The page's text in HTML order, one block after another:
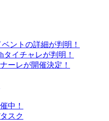
ントの詳細が判明！
タイチャレが判明！
ーレが開催決定！
中！
タスク